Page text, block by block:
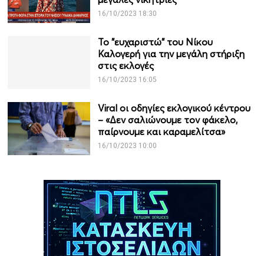
16/10/2023 18:30
Το "ευχαριστώ" του Νίκου
Καλογερή για την μεγάλη στήριξη
στις εκλογές
16/10/2023 16:05
Viral οι οδηγίες εκλογικού κέντρου
– «Δεν σαλιώνουμε τον φάκελο,
παίρνουμε και καραμελίτσα»
16/10/2023 10:00